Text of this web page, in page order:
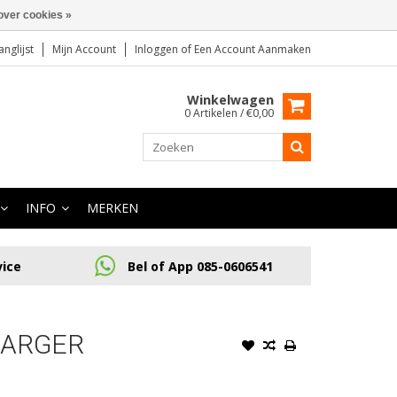
Mijn Account Inloggen of Een Account Aanmaken
Winkelwagen
0 Artikelen / €0,00
INFO MERKEN
Bel of App 085-0606541
cookies »